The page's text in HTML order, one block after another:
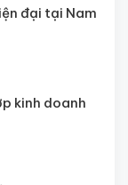
đại tại Nam
kinh doanh